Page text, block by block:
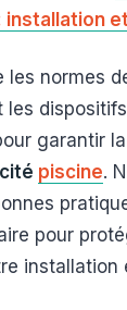
installation
les normes
les
garantir la
piscine.
pour
installation